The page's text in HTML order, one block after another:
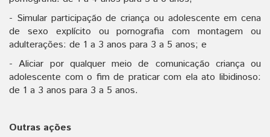
- Simular participação de criança ou adolescente em cena
de sexo explícito ou pornografia com montagem ou
adulterações: de 1 a 3 anos para 3 a 5 anos; e
- Aliciar por qualquer meio de comunicação criança ou
adolescente com o fim de praticar com ela ato libidinoso:
de 1 a 3 anos para 3 a 5 anos.
Outras ações